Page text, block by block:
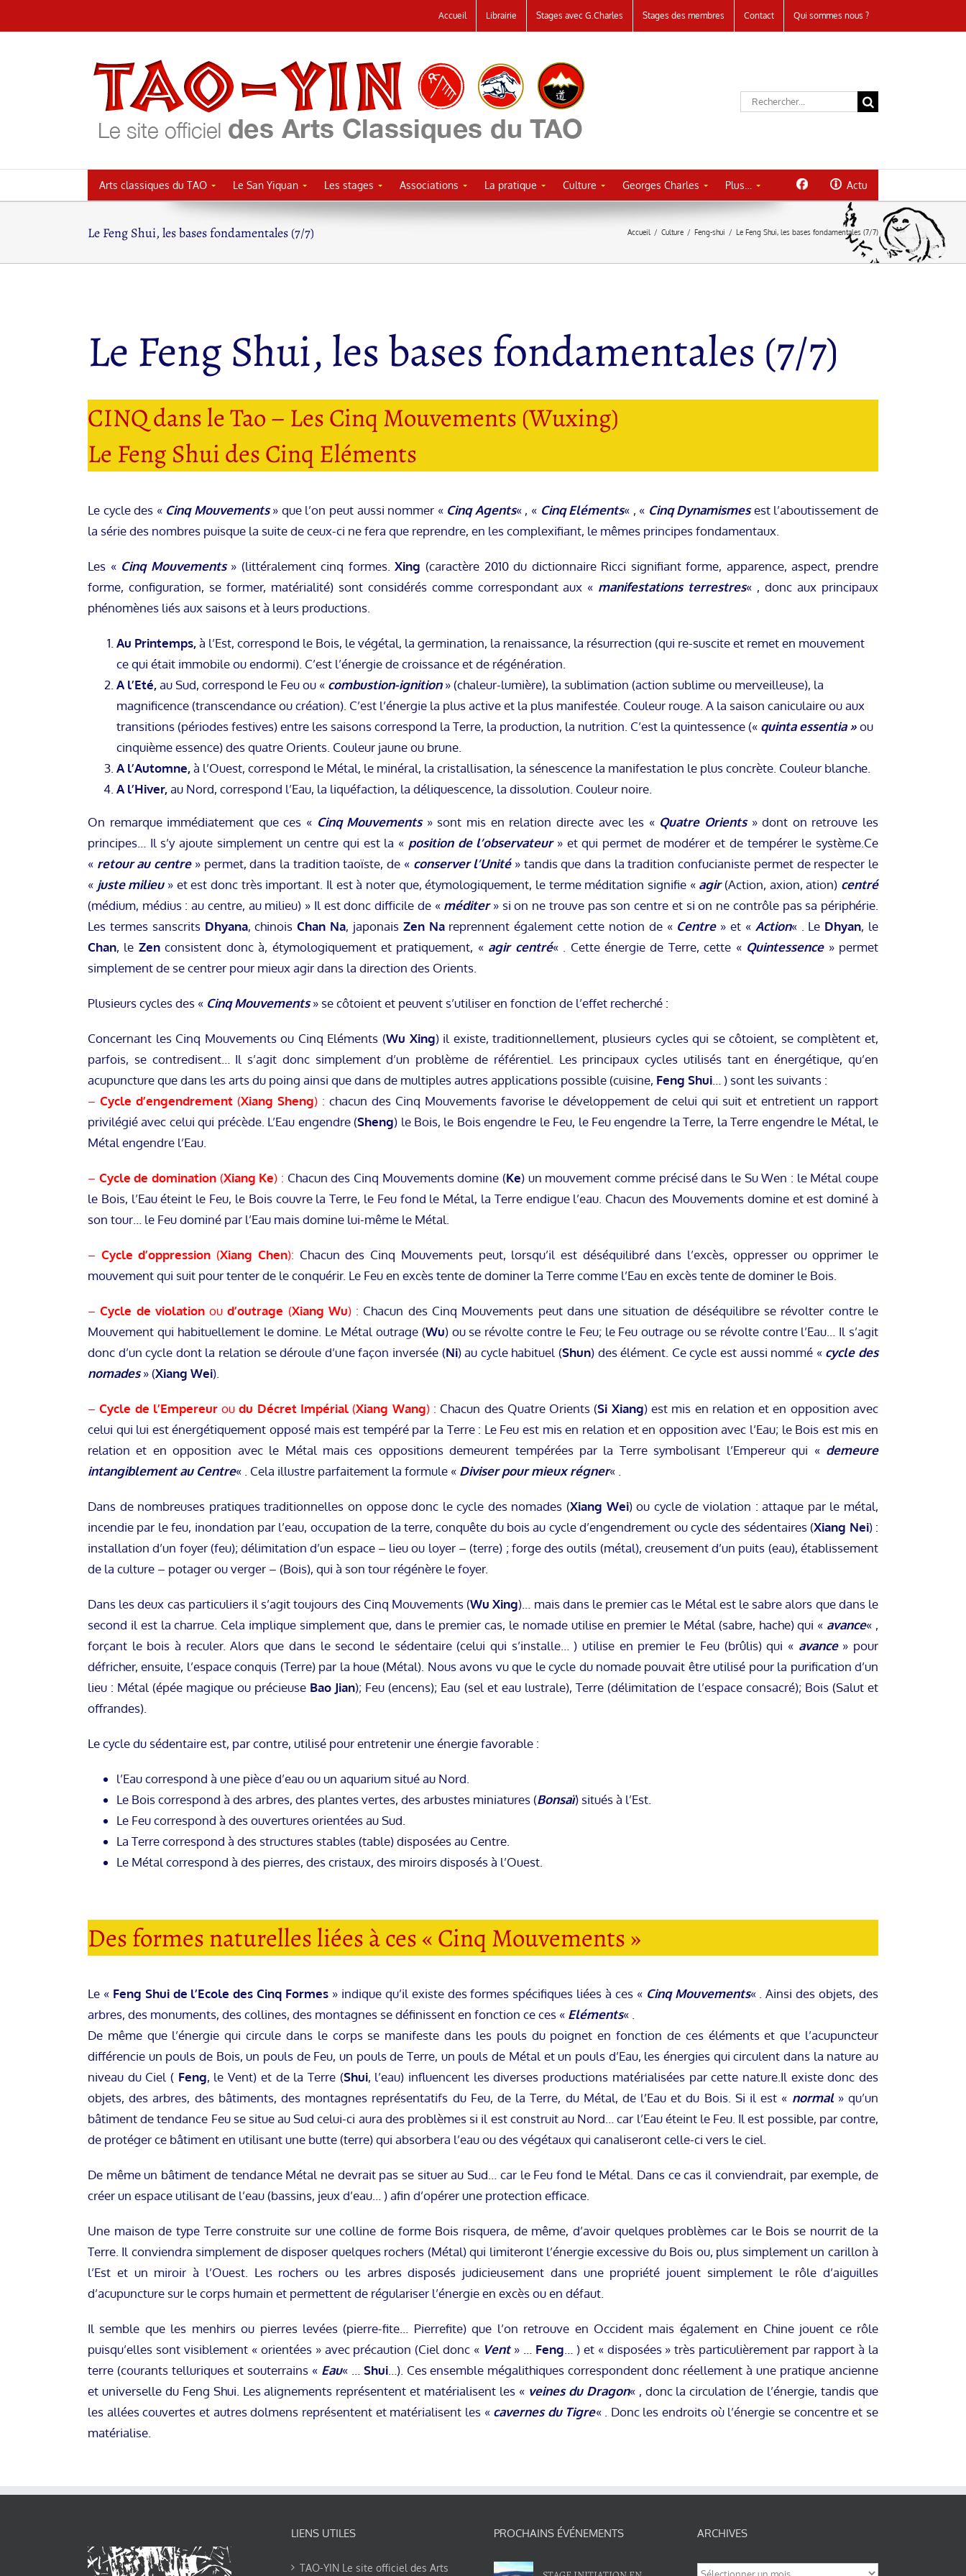
au
Accueil Librairie Stages avec G.Charles Stages des membres Contact Qui sommes nous ?
Rechercher:
Arts classiques du TAO Le San Yiquan Les stages Associations La pratique Culture Georges Charles Plus… Actu
Le Feng Shui, les bases fondamentales (7/7) Accueil / Culture / Feng-shui / Le Feng Shui, les bases fondamentales (7/7)
Le Feng Shui, les bases fondamentales (7/7)
CINQ dans le Tao – Les Cinq Mouvements (Wuxing)
Le Feng Shui des Cinq Eléments
Le cycle des « Cinq Mouvements» que l’on peut aussi nommer « Cinq Agents« , « Cinq Eléments« , « Cinq Dynamismesest l’aboutissement de
la série des nombres puisque la suite de ceux-ci ne fera que reprendre, en les complexifiant, le mêmes principes fondamentaux.
Les « Cinq Mouvements» (littéralement cinq formes.Xing (caractère 2010 du dictionnaire Ricci signifiant forme, apparence, aspect, prendre
forme, configuration, se former, matérialité) sont considérés comme correspondant aux « manifestations terrestres« , donc aux principaux
phénomènes liés aux saisons et à leurs productions.
Au Printemps,à l’Est, correspond le Bois, le végétal, la germination, la renaissance, la résurrection (qui re-suscite et remet en mouvement
ce qui était immobile ou endormi). C’est l’énergie de croissance et de régénération.
A l’Eté,au Sud, correspond le Feu ou « combustion-ignition» (chaleur-lumière), la sublimation (action sublime ou merveilleuse), la
magnificence (transcendance ou création). C’est l’énergie la plus active et la plus manifestée. Couleur rouge. A la saison caniculaire ou aux
transitions (périodes festives) entre les saisons correspond la Terre, la production, la nutrition. C’est la quintessence (« quinta essentia »ou
cinquième essence) des quatre Orients. Couleur jaune ou brune.
A l’Automne,à l’Ouest, correspond le Métal, le minéral, la cristallisation, la sénescence la manifestation le plus concrète. Couleur blanche.
A l’Hiver,au Nord, correspond l’Eau, la liquéfaction, la déliquescence, la dissolution. Couleur noire.
On remarque immédiatement que ces « Cinq Mouvements» sont mis en relation directe avec les « Quatre Orients» dont on retrouve les
principes… Il s’y ajoute simplement un centre qui est la « position de l’observateur» et qui permet de modérer et de tempérer le système.Ce
« retour au centre» permet, dans la tradition taoïste, de « conserver l’Unité» tandis que dans la tradition confucianiste permet de respecter le
« juste milieu» et est donc très important. Il est à noter que, étymologiquement, le terme méditation signifie « agir(Action, axion, ation) centré
(médium, médius : au centre, au milieu) » Il est donc difficile de « méditer» si on ne trouve pas son centre et si on ne contrôle pas sa périphérie.
Les termes sanscrits Dhyana, chinoisChan Na, japonais Zen Nareprennent également cette notion de « Centre» et « Action« . Le Dhyan, le
Chan, le Zenconsistent donc à, étymologiquement et pratiquement, « agir centré« . Cette énergie de Terre, cette « Quintessence» permet
simplement de se centrer pour mieux agir dans la direction des Orients.
Plusieurs cycles des « Cinq Mouvements» se côtoient et peuvent s’utiliser en fonction de l’effet recherché :
Concernant les Cinq Mouvements ou Cinq Eléments (Wu Xing) il existe, traditionnellement, plusieurs cycles qui se côtoient, se complètent et,
parfois, se contredisent… Il s’agit donc simplement d’un problème de référentiel. Les principaux cycles utilisés tant en énergétique, qu’en
acupuncture que dans les arts du poing ainsi que dans de multiples autres applications possible (cuisine, Feng Shui … ) sont les suivants :
– Cycle d’engendrement(Xiang Sheng) : chacun des Cinq Mouvements favorise le développement de celui qui suit et entretient un rapport
privilégié avec celui qui précède. L’Eau engendre (Sheng) le Bois, le Bois engendre le Feu, le Feu engendre la Terre, la Terre engendre le Métal, le
Métal engendre l’Eau.
– Cycle de domination (Xiang Ke) : Chacun des Cinq Mouvements domine (Ke) un mouvement comme précisé dans le Su Wen : le Métal coupe
le Bois, l’Eau éteint le Feu, le Bois couvre la Terre, le Feu fond le Métal, la Terre endigue l’eau. Chacun des Mouvements domine et est dominé à
son tour… le Feu dominé par l’Eau mais domine lui-même le Métal.
– Cycle d’oppression (Xiang Chen): Chacun des Cinq Mouvements peut, lorsqu’il est déséquilibré dans l’excès, oppresser ou opprimer le
mouvement qui suit pour tenter de le conquérir. Le Feu en excès tente de dominer la Terre comme l’Eau en excès tente de dominer le Bois.
–Cycle de violationoud’outrage (Xiang Wu) : Chacun des Cinq Mouvements peut dans une situation de déséquilibre se révolter contre le
Mouvement qui habituellement le domine. Le Métal outrage (Wu) ou se révolte contre le Feu; le Feu outrage ou se révolte contre l’Eau… Il s’agit
donc d’un cycle dont la relation se déroule d’une façon inversée (Ni) au cycle habituel (Shun) des élément. Ce cycle est aussi nommé « cycle des
nomades» (Xiang Wei).
–Cycle de l’Empereuroudu Décret Impérial (Xiang Wang) : Chacun des Quatre Orients (Si Xiang) est mis en relation et en opposition avec
celui qui lui est énergétiquement opposé mais est tempéré par la Terre : Le Feu est mis en relation et en opposition avec l’Eau; le Bois est mis en
relation et en opposition avec le Métal mais ces oppositions demeurent tempérées par la Terre symbolisant l’Empereur qui « demeure
intangiblement au Centre« . Cela illustre parfaitement la formule « Diviser pour mieux régner« .
Dans de nombreuses pratiques traditionnelles on oppose donc le cycle des nomades (Xiang Wei) ou cycle de violation : attaque par le métal,
incendie par le feu, inondation par l’eau, occupation de la terre, conquête du bois au cycle d’engendrement ou cycle des sédentaires (Xiang Nei) :
installation d’un foyer (feu); délimitation d’un espace – lieu ou loyer – (terre) ; forge des outils (métal), creusement d’un puits (eau), établissement
de la culture – potager ou verger – (Bois), qui à son tour régénère le foyer.
Dans les deux cas particuliers il s’agit toujours des Cinq Mouvements (Wu Xing)… mais dans le premier cas le Métal est le sabre alors que dans le
second il est la charrue. Cela implique simplement que, dans le premier cas, le nomade utilise en premier le Métal (sabre, hache) qui « avance« ,
forçant le bois à reculer. Alors que dans le second le sédentaire (celui qui s’installe… ) utilise en premier le Feu (brûlis) qui « avance» pour
défricher, ensuite, l’espace conquis (Terre) par la houe (Métal). Nous avons vu que le cycle du nomade pouvait être utilisé pour la purification d’un
lieu : Métal (épée magique ou précieuse Bao Jian); Feu (encens); Eau (sel et eau lustrale), Terre (délimitation de l’espace consacré); Bois (Salut et
offrandes).
Le cycle du sédentaire est, par contre, utilisé pour entretenir une énergie favorable :
l’Eau correspond à une pièce d’eau ou un aquarium situé au Nord.
Le Bois correspond à des arbres, des plantes vertes, des arbustes miniatures (Bonsaï) situés à l’Est.
Le Feu correspond à des ouvertures orientées au Sud.
La Terre correspond à des structures stables (table) disposées au Centre.
Le Métal correspond à des pierres, des cristaux, des miroirs disposés à l’Ouest.
Des formes naturelles liées à ces « Cinq Mouvements »
Le « Feng Shui de l’Ecole des Cinq Formes » indique qu’il existe des formes spécifiques liées à ces « Cinq Mouvements« . Ainsi des objets, des
arbres, des monuments, des collines, des montagnes se définissent en fonction ce ces « Eléments« .
De même que l’énergie qui circule dans le corps se manifeste dans les pouls du poignet en fonction de ces éléments et que l’acupuncteur
différencie un pouls de Bois, un pouls de Feu, un pouls de Terre, un pouls de Métal et un pouls d’Eau, les énergies qui circulent dans la nature au
niveau du Ciel ( Feng, le Vent) et de la Terre (Shui, l’eau) influencent les diverses productions matérialisées par cette nature.Il existe donc des
objets, des arbres, des bâtiments, des montagnes représentatifs du Feu, de la Terre, du Métal, de l’Eau et du Bois. Si il est « normal» qu’un
bâtiment de tendance Feu se situe au Sud celui-ci aura des problèmes si il est construit au Nord… car l’Eau éteint le Feu. Il est possible, par contre,
de protéger ce bâtiment en utilisant une butte (terre) qui absorbera l’eau ou des végétaux qui canaliseront celle-ci vers le ciel.
De même un bâtiment de tendance Métal ne devrait pas se situer au Sud… car le Feu fond le Métal. Dans ce cas il conviendrait, par exemple, de
créer un espace utilisant de l’eau (bassins, jeux d’eau… ) afin d’opérer une protection efficace.
Une maison de type Terre construite sur une colline de forme Bois risquera, de même, d’avoir quelques problèmes car le Bois se nourrit de la
Terre. Il conviendra simplement de disposer quelques rochers (Métal) qui limiteront l’énergie excessive du Bois ou, plus simplement un carillon à
l’Est et un miroir à l’Ouest. Les rochers ou les arbres disposés judicieusement dans une propriété jouent simplement le rôle d’aiguilles
d’acupuncture sur le corps humain et permettent de régulariser l’énergie en excès ou en défaut.
Il semble que les menhirs ou pierres levées (pierre-fite… Pierrefite) que l’on retrouve en Occident mais également en Chine jouent ce rôle
puisqu’elles sont visiblement « orientées » avec précaution (Ciel donc « Vent» … Feng… ) et « disposées » très particulièrement par rapport à la
terre (courants telluriques et souterrains « Eau« … Shui…). Ces ensemble mégalithiques correspondent donc réellement à une pratique ancienne
et universelle du Feng Shui. Les alignements représentent et matérialisent les « veines du Dragon« , donc la circulation de l’énergie, tandis que
les allées couvertes et autres dolmens représentent et matérialisent les « cavernes du Tigre« . Donc les endroits où l’énergie se concentre et se
matérialise.
LIENS UTILES
TAO-YIN Le site officiel des Arts
PROCHAINS ÉVÉNEMENTS ARCHIVES
Archives